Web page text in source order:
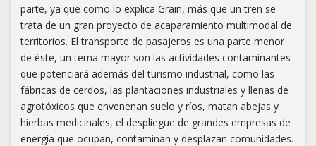
parte, ya que como lo explica Grain, más que un tren se
trata de un gran proyecto de acaparamiento multimodal de
territorios. El transporte de pasajeros es una parte menor
de éste, un tema mayor son las actividades contaminantes
que potenciará además del turismo industrial, como las
fábricas de cerdos, las plantaciones industriales y llenas de
agrotóxicos que envenenan suelo y ríos, matan abejas y
hierbas medicinales, el despliegue de grandes empresas de
energía que ocupan, contaminan y desplazan comunidades.